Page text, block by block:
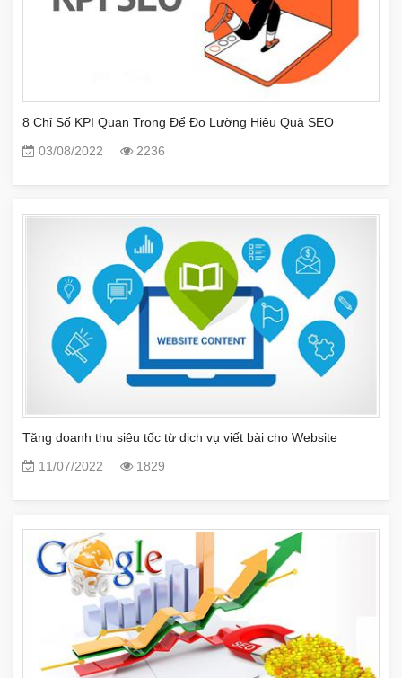
8 Chỉ Số KPI Quan Trọng Để Đo Lường Hiệu Quả SEO
03/08/2022
2236
Tăng doanh thu siêu tốc từ dịch vụ viết bài cho Website
11/07/2022
1829